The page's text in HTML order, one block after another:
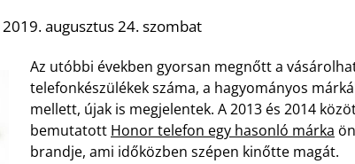
augusztus 24. szombat
Az utóbbi években gyorsan megnőtt a
telefonkészülékek száma, a hagyományos
mellett, újak is megjelentek. A 2013 és 2014
bemutatott Honor telefon egy hasonló márka
brandje, ami időközben szépen kinőtte magát.